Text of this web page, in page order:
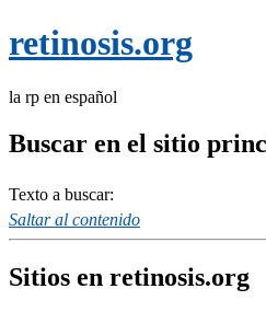
retinosis.org
la rp en español
Buscar en el sitio
Texto a buscar:
Saltar al contenido
Sitios en retinosis.org